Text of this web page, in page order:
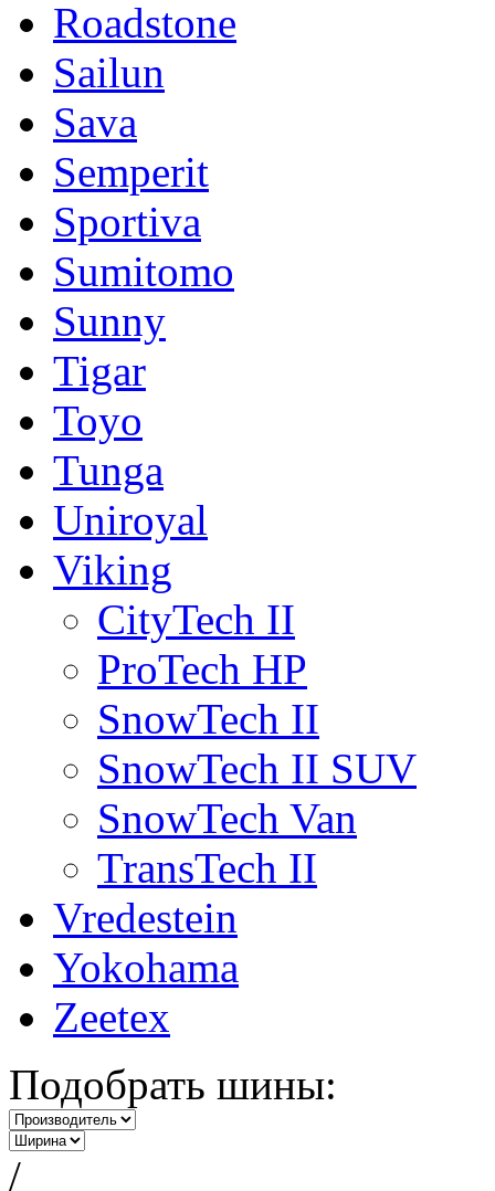
Roadstone
Sailun
Sava
Semperit
Sportiva
Sumitomo
Sunny
Tigar
Toyo
Tunga
Uniroyal
Viking
CityTech II
ProTech HP
SnowTech II
SnowTech II SUV
SnowTech Van
TransTech II
Vredestein
Yokohama
Zeetex
Подобрать шины:
/